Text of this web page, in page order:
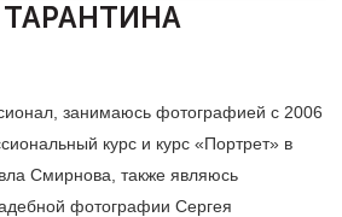
занимаюсь фотографией с 2006
курс и курс «Портрет» в
Смирнова, также являюсь
фотографии Сергея